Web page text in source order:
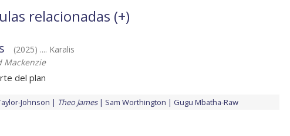
relacionadas (+)
(2025) .... Karalis
Mackenzie
del plan
Johnson Theo James Sam Worthington Gugu Mbatha-Raw